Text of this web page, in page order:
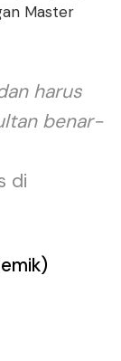
Master
harus
benar-
di